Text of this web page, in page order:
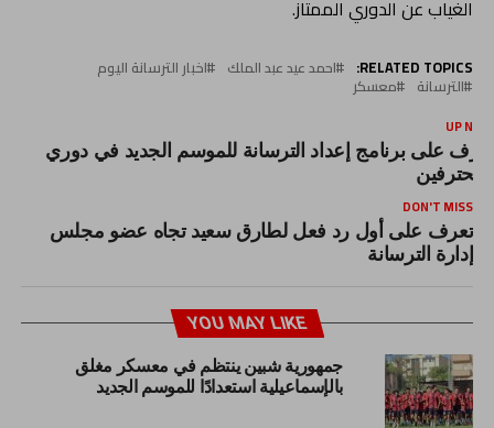
الغياب عن الدوري الممتاز.
RELATED TOPICS: احمد عيد عبد الملك اخبار الترسانة اليوم
الترسانة معسكر
UP
على برنامج إعداد الترسانة للموسم الجديد في دوري
DON'T MISS
تعرف على أول رد فعل لطارق سعيد تجاه عضو مجلس
إدارة الترسانة
YOU MAY LIKE
جمهورية شبين ينتظم في معسكر مغلق
بالإسماعيلية استعدادًا للموسم الجديد